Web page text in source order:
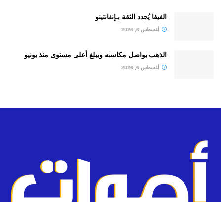
الفيفا يُجدد الثقة بـإنفانتينو
أغسطس 6, 2026
الذهب يواصل مكاسبه ويبلغ أعلى مستوى منذ يونيو
أغسطس 6, 2026